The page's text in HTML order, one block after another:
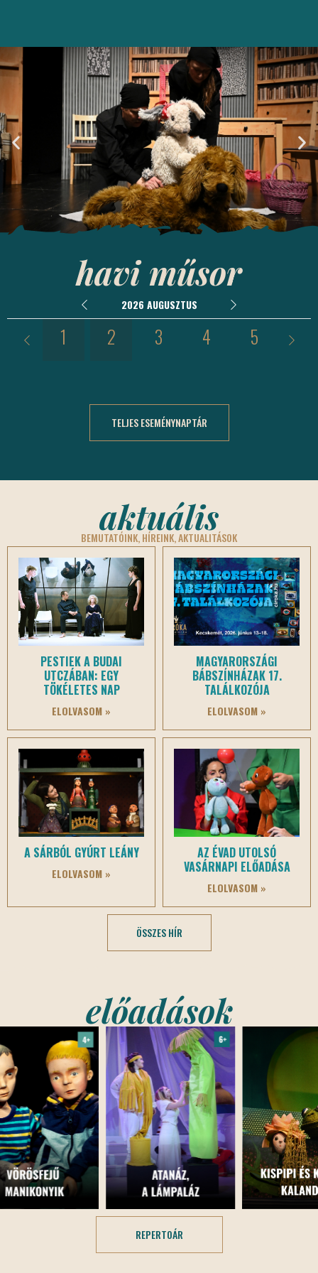
Ebcsont és
nyúlcipő
Bemutató: 2026. április
havi műsor
2026 AUGUSZTUS
1 2 3 4 5
TELJES ESEMÉNYNAPTÁR
aktuális
BEMUTATÓINK, HÍREINK, AKTUALITÁSOK
PESTIEK A BUDAI
UTCZÁBAN: EGY
TÖKÉLETES NAP
ELOLVASOM »
MAGYARORSZÁGI
BÁBSZÍNHÁZAK 17.
TALÁLKOZÓJA
ELOLVASOM »
A SÁRBÓL GYÚRT LEÁNY
ELOLVASOM »
AZ ÉVAD UTOLSÓ
VASÁRNAPI ELŐADÁSA
ELOLVASOM »
ÖSSZES HÍR
előadások
REPERTOÁR